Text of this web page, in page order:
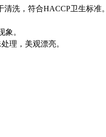
洗，符合HACCP卫生标准。
象。
理，美观漂亮。